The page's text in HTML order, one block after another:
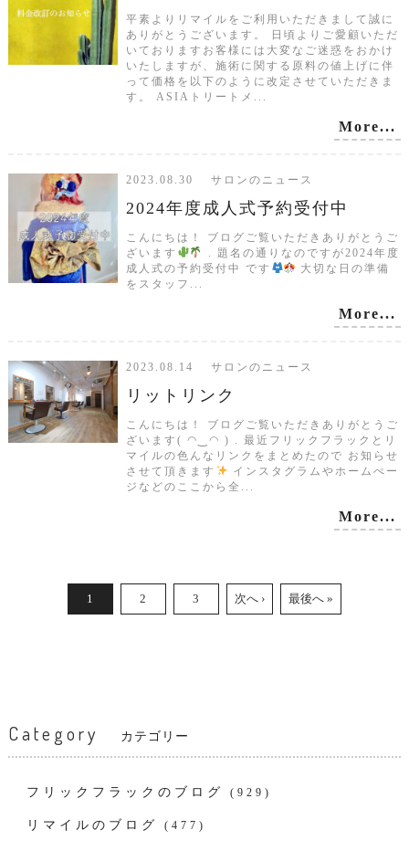
平素よりリマイルをご利用いただきまして誠に
ありがとうございます。 日頃よりご愛顧いただ
いておりますお客様には大変なご迷惑をおかけ
いたしますが、施術に関する原料の値上げに伴
って価格を以下のように改定させていただきま
す。 ASIAトリートメ...
More...
2023.08.30 サロンのニュース
2024年度成人式予約受付中
こんにちは！ ブログご覧いただきありがとうご
ざいます
⁡. 題名の通りなのですが2024年度
成人式の予約受付中 です
大切な日の準備
をスタッフ...
More...
2023.08.14 サロンのニュース
リットリンク
こんにちは！ ブログご覧いただきありがとうご
ざいます( ◠‿◠ ) . 最近フリックフラックとリ
マイルの色んなリンクをまとめたので お知らせ
させて頂きます
インスタグラムやホームぺー
ジなどのここから全...
More...
1 2 3 次へ › 最後へ »
Category カテゴリー
フリックフラックのブログ (929)
リマイルのブログ (477)